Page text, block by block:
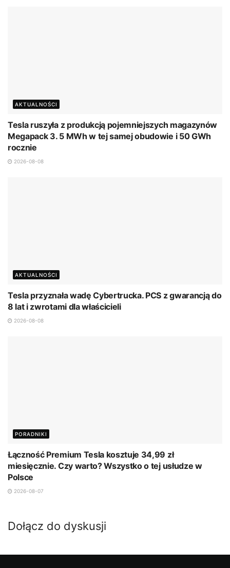
AKTUALNOŚCI
Tesla ruszyła z produkcją pojemniejszych magazynów
Megapack 3. 5 MWh w tej samej obudowie i 50 GWh
rocznie
2026-08-08
AKTUALNOŚCI
Tesla przyznała wadę Cybertrucka. PCS z gwarancją do
8 lat i zwrotami dla właścicieli
2026-08-08
PORADNIKI
Łączność Premium Tesla kosztuje 34,99 zł
miesięcznie. Czy warto? Wszystko o tej usłudze w
Polsce
2026-08-07
Dołącz do dyskusji